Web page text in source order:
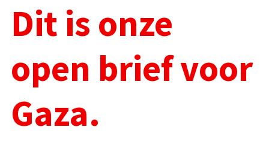
Dit is onze
open brief voor
Gaza.